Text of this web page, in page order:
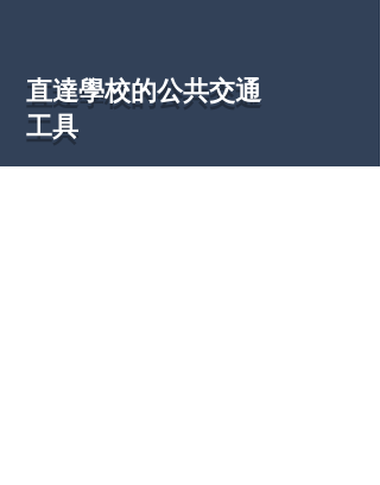
直達學校的公共交通
工具